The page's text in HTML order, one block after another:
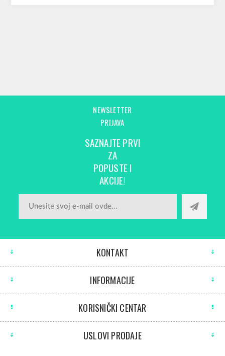
NEWSLETTER
PRIJAVA
SAZNAJTE PRVI
ZA
POPUSTE I
AKCIJE!
KONTAKT
INFORMACIJE
KORISNIČKI CENTAR
USLOVI PRODAJE